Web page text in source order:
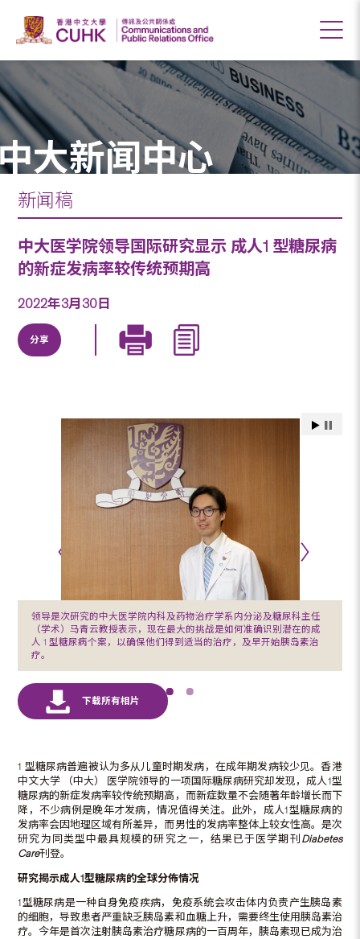
大新闻中心
新闻稿
中大医学院领导国际研究显示 成人1 型糖尿病
的新症发病率较传统预期高
2022年3月30日
分享
领导是次研究的中大医学院内科及药物治疗学系内分泌及糖尿科主任
（学术）马青云教授表示，现在最大的挑战是如何准确识别潜在的成
人 1 型糖尿病个案，以确保他们得到适当的治疗，及早开始胰岛素治
疗。
1 型糖尿病普遍被认为多从儿童时期发病，在成年期发病较少见。香港
中文大学 （中大） 医学院领导的一项国际糖尿病研究却发现，成人1型
糖尿病的新症发病率较传统预期高，而新症数量不会随著年龄增长而下
降，不少病例是晚年才发病，情况值得关注。此外，成人1型糖尿病的
发病率会因地理区域有所差异，而男性的发病率整体上较女性高。是次
研究为同类型中最具规模的研究之一，结果已于医学期刊 Diabetes
Care刊登。
研究揭示成人1型糖尿病的全球分佈情况
1型糖尿病是一种自身免疫疾病，免疫系统会攻击体内负责产生胰岛素
的细胞，导致患者严重缺乏胰岛素和血糖上升，需要终生使用胰岛素治
疗。今年是首次注射胰岛素治疗糖尿病的一百周年，胰岛素现已成为治